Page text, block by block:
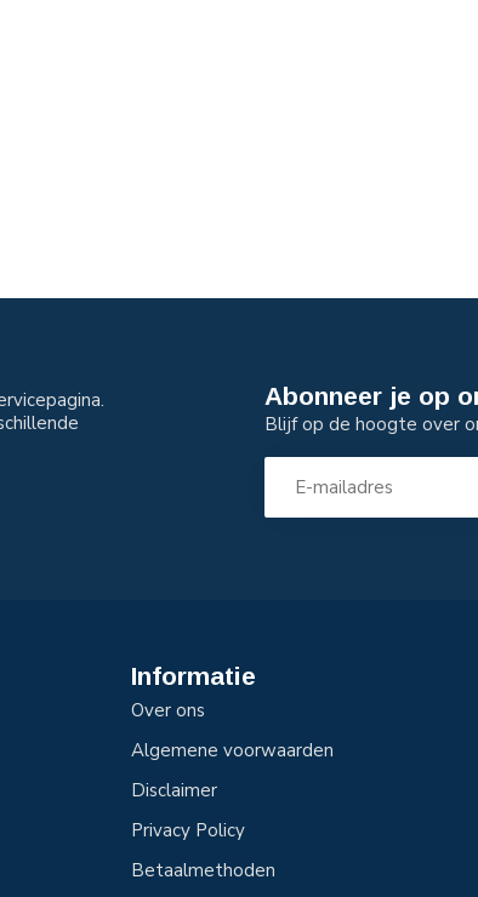
Abonneer je op
Blijf op de hoogte over
Informatie
Over ons
Algemene voorwaarden
Disclaimer
Privacy Policy
Betaalmethoden